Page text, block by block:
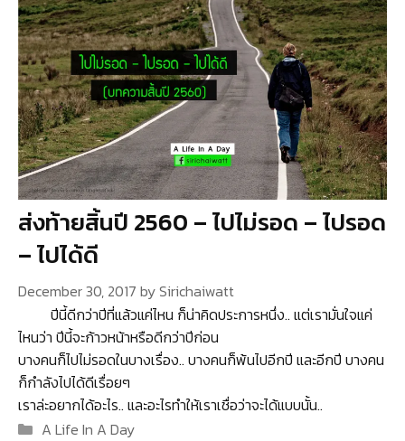
ส่งท้ายสิ้นปี 2560 – ไปไม่รอด – ไปรอด
– ไปได้ดี
December 30, 2017 bySirichaiwatt
ปีนี้ดีกว่าปีที่แล้วแค่ไหน ก็น่าคิดประการหนึ่ง.. แต่เรามั่นใจแค่
ไหนว่า ปีนี้จะก้าวหน้าหรือดีกว่าปีก่อน
บางคนก็ไปไม่รอดในบางเรื่อง.. บางคนก็พ้นไปอีกปี และอีกปี บางคน
ก็กำลังไปได้ดีเรื่อยๆ
เราล่ะอยากได้อะไร.. และอะไรทำให้เราเชื่อว่าจะได้แบบนั้น..
Categories
A Life In A Day